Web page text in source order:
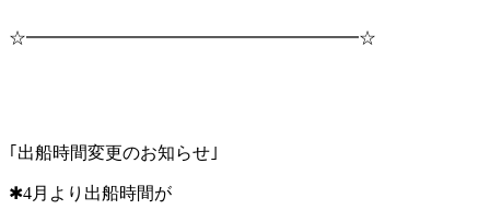
☆━━━━━━━━━━━━━━━━━━━☆
｢出船時間変更のお知らせ｣
✱4月より出船時間が